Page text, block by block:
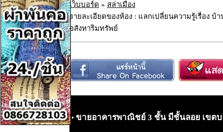
เว็บบอร์ด » สล่าเมือง
รายละเอียดของห้อง : แลกเปลี่ยนความรู้เรื่อง บ้
อสังหาริมทรัพย์
• ขายอาคารพาณิชย์ 3 ชั้น มีชั้นลอย เขตบ